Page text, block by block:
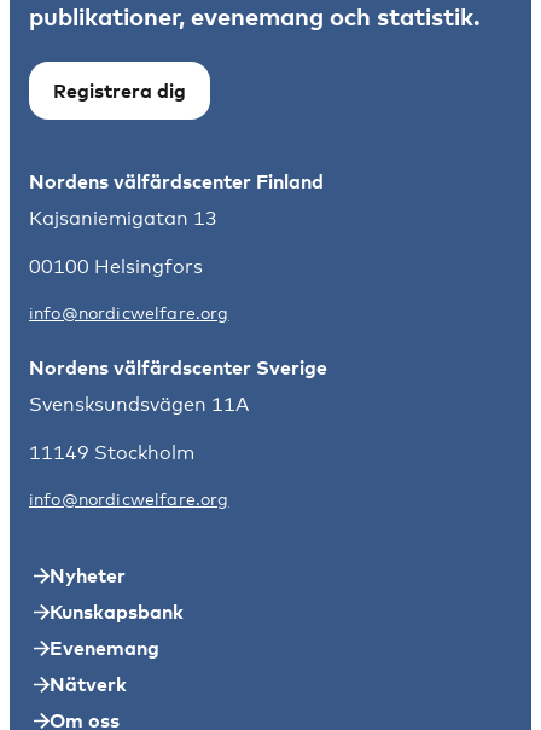
publikationer, evenemang och statistik.
Registrera dig
Nordens välfärdscenter Finland
Kajsaniemigatan 13
00100 Helsingfors
info@nordicwelfare.org
Nordens välfärdscenter Sverige
Svensksundsvägen 11A
11149 Stockholm
info@nordicwelfare.org
Nyheter
Kunskapsbank
Evenemang
Nätverk
Om oss